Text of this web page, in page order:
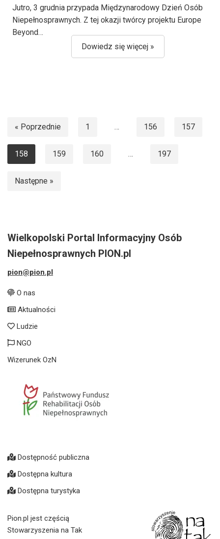
Jutro, 3 grudnia przypada Międzynarodowy Dzień Osób
Niepełnosprawnych. Z tej okazji twórcy projektu Europe
Beyond…
Dowiedz się więcej »
« Poprzednie 1 … 156 157
158 159 160 … 197
Następne »
Wielkopolski Portal Informacyjny Osób
Niepełnosprawnych PION.pl
pion@pion.pl
O nas
Aktualności
Ludzie
NGO
Wizerunek OzN
Dostępność publiczna
Dostępna kultura
Dostępna turystyka
Pion.pl jest częścią
Stowarzyszenia na Tak